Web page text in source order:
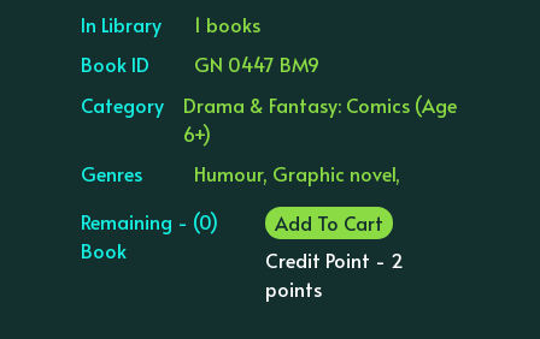
In Library
1 books
Book ID
GN 0447 BM9
Category
Drama & Fantasy: Comics (Age
6+)
Genres
Humour, Graphic novel,
Remaining - (0)
Book
Add To Cart
Credit Point - 2
points